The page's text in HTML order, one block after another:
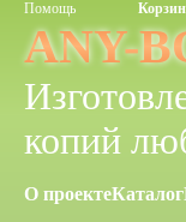
Помощь
ANY-
копий
О проектеКаталог